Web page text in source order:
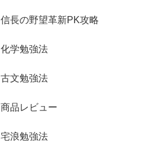
信長の野望革新PK攻略
化学勉強法
古文勉強法
商品レビュー
宅浪勉強法